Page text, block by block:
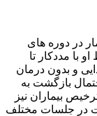
در دوره های
با مددکار تا
و بدون درمان
بازگشت به
بیماران نیز
در جلسات مختلف